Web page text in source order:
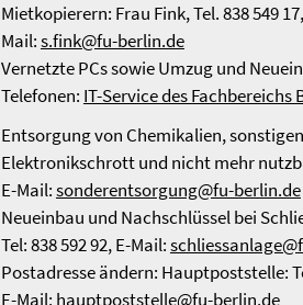
Mietkopierern: Frau Fink, Tel. 838 549
Mail:s.fink@fu-berlin.de
Vernetzte PCs sowie Umzug und
Telefonen: IT-Service des Fachbereichs
Entsorgung von Chemikalien,
Elektronikschrott und nicht mehr
E-Mail:sonderentsorgung@fu-berlin.de
Neueinbau und Nachschlüssel bei
Tel: 838 592 92, E-Mail:
Postadresse ändern: Hauptpoststelle:
E-Mail: hauptpoststelle@fu-berlin.de